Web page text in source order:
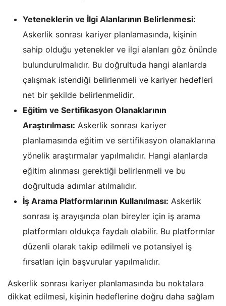
Yeteneklerin ve İlgi Alanlarının Belirlenmesi:
Askerlik sonrası kariyer planlamasında, kişinin
sahip olduğu yetenekler ve ilgi alanları göz önünde
bulundurulmalıdır. Bu doğrultuda hangi alanlarda
çalışmak istendiği belirlenmeli ve kariyer hedefleri
net bir şekilde belirlenmelidir.
Eğitim ve Sertifikasyon Olanaklarının
Araştırılması: Askerlik sonrası kariyer
planlamasında eğitim ve sertifikasyon olanaklarına
yönelik araştırmalar yapılmalıdır. Hangi alanlarda
eğitim alınması gerektiği belirlenmeli ve bu
doğrultuda adımlar atılmalıdır.
İş Arama Platformlarının Kullanılması: Askerlik
sonrası iş arayışında olan bireyler için iş arama
platformları oldukça faydalı olabilir. Bu platformlar
düzenli olarak takip edilmeli ve potansiyel iş
fırsatları için başvurular yapılmalıdır.
Askerlik sonrası kariyer planlamasında bu noktalara
dikkat edilmesi, kişinin hedeflerine doğru daha sağlam